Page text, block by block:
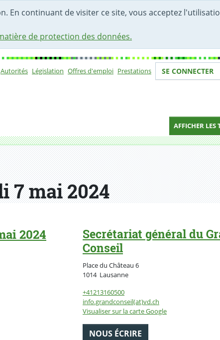
En continuant de visiter ce site, vous acceptez
de protection des données.
Autorités Législation Offres d'emploi Prestations Votre
SE CONNECTER
AFFICHER LES
7 mai 2024
2024
Secrétariat général du
Conseil
Place du Château 6
1014 LausanneSuisse
+41213160500
info.grandconseil(at)vd.ch
Visualiser sur la carte Google
NOUS ÉCRIRE